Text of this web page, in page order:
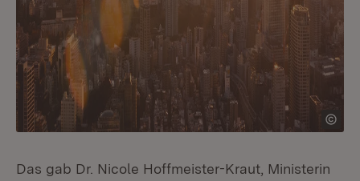
Das gab Dr. Nicole Hoffmeister-Kraut, Ministerin